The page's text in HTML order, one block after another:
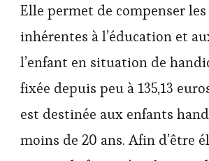
Elle permet de compenser les
inhérentes à l’éducation et
l’enfant en situation de
fixée depuis peu à 135,13
est destinée aux enfants
moins de 20 ans. Afin d’être